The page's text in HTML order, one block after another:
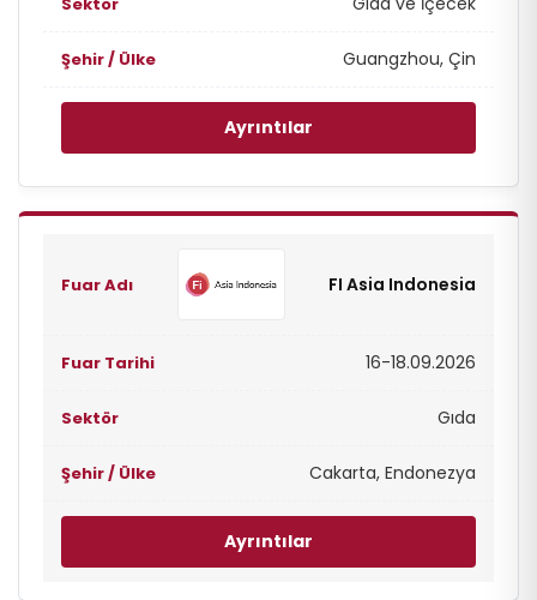
Guangzhou, Çin
Ayrıntılar
FI Asia Indonesia
16-18.09.2026
Gıda
Cakarta, Endonezya
Ayrıntılar